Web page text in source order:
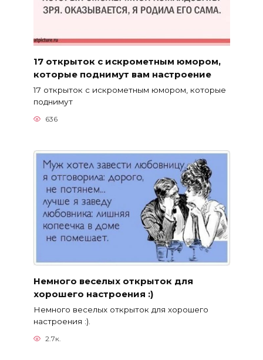
17 открыток с искрометным юмором,
которые поднимут вам настроение
17 открыток с искрометным юмором, которые
поднимут
636
Немного веселых открыток для
хорошего настроения :)
Немного веселых открыток для хорошего
настроения :).
2.7к.